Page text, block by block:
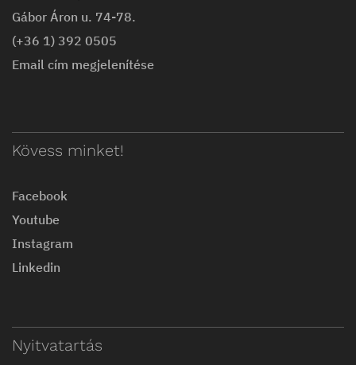
Gábor Áron u. 74-78.
(+36 1) 392 0505
Email cím megjelenítése
Kövess minket!
Facebook
Youtube
Instagram
Linkedin
Nyitvatartás